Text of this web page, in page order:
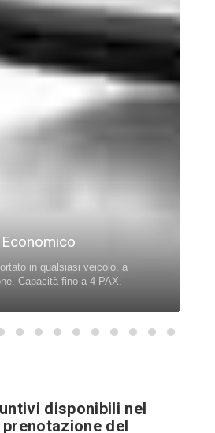
Economico
in qualsiasi veicolo. a
Capacità fino a 4 PAX.
disponibili nel
del